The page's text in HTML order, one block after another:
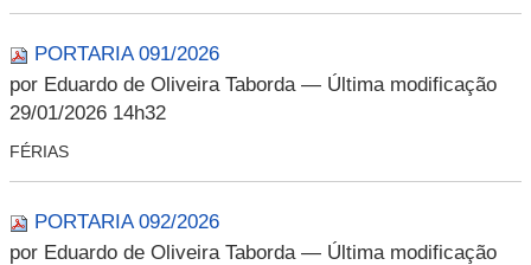
PORTARIA 091/2026
por Eduardo de Oliveira Taborda — Última modificação
29/01/2026 14h32
FÉRIAS
PORTARIA 092/2026
por Eduardo de Oliveira Taborda — Última modificação